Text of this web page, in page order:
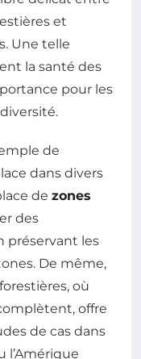
et
Une telle
la santé des
pour les
de
dans divers
de zones
des
préservant les
De même,
où
offre
de cas dans
l’Amérique